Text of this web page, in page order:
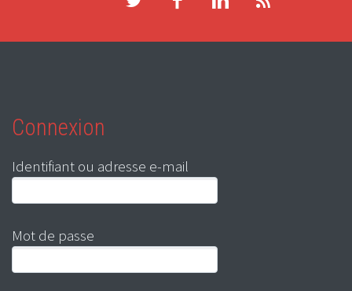
Connexion
Identifiant ou adresse e-mail
Mot de passe